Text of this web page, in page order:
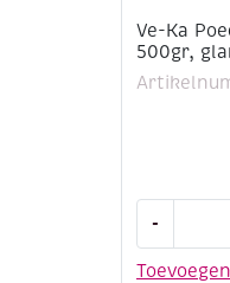
Ve-Ka
500gr,
Toevoegen
-